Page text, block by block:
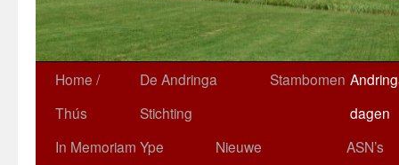
Home /
Thús
De Andringa
Stichting
Stambomen
dagen
In Memoriam Ype
Nieuwe
ASN’s